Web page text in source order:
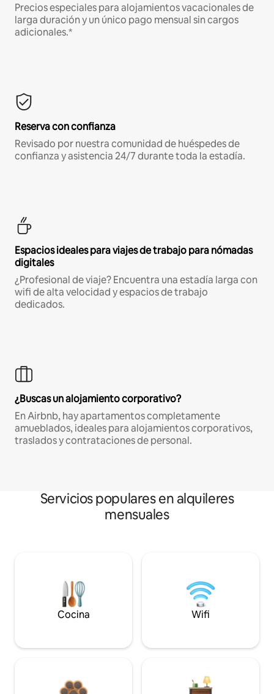
Precios especiales para alojamientos vacacionales de
larga duración y un único pago mensual sin cargos
adicionales.*
Reserva con confianza
Revisado por nuestra comunidad de huéspedes de
confianza y asistencia 24/7 durante toda la estadía.
Espacios ideales para viajes de trabajo para nómadas
digitales
¿Profesional de viaje? Encuentra una estadía larga con
wifi de alta velocidad y espacios de trabajo
dedicados.
¿Buscas un alojamiento corporativo?
En Airbnb, hay apartamentos completamente
amueblados, ideales para alojamientos corporativos,
traslados y contrataciones de personal.
Servicios populares en alquileres
mensuales
Cocina Wifi